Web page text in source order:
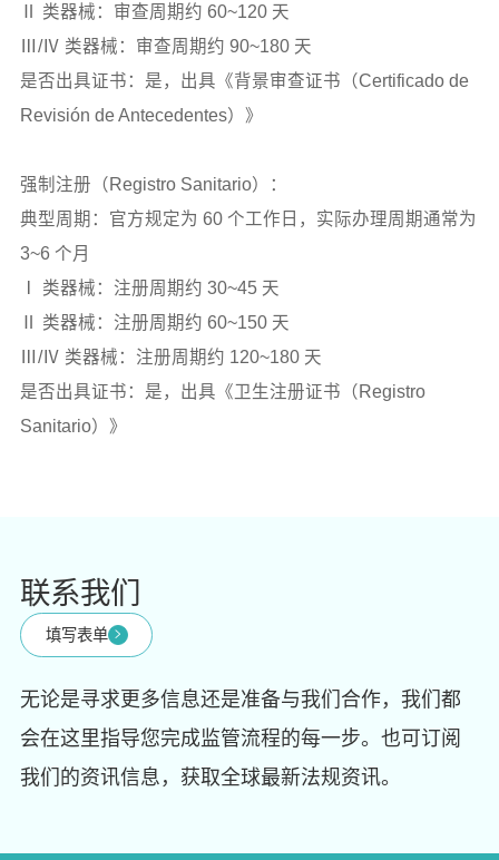
Ⅱ 类器械：审查周期约 60~120 天
Ⅲ/Ⅳ 类器械：审查周期约 90~180 天
是否出具证书：是，出具《背景审查证书（Certificado de
Revisión de Antecedentes）》
强制注册（Registro Sanitario）：
典型周期：官方规定为 60 个工作日，实际办理周期通常为
3~6 个月
Ⅰ 类器械：注册周期约 30~45 天
Ⅱ 类器械：注册周期约 60~150 天
Ⅲ/Ⅳ 类器械：注册周期约 120~180 天
是否出具证书：是，出具《卫生注册证书（Registro
Sanitario）》
联系我们
填写表单
无论是寻求更多信息还是准备与我们合作，我们都
会在这里指导您完成监管流程的每一步。也可订阅
我们的资讯信息，获取全球最新法规资讯。